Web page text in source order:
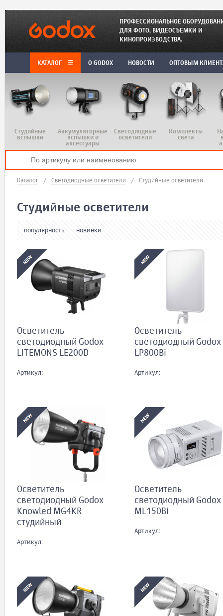
ПРОФЕССИОНАЛЬНОЕ
ДЛЯ ФОТО, ВИДЕОСЪЕМКИ И
КИНОПРОИЗВОДСТВА.
КАТАЛОГ O GODOX НОВОСТИ ОПТОВЫМ
Студийные
вспышки
Аккумуляторные
вспышки и
аксессуары
Светодиодные
осветители
Комплекты
света
Каталог / Светодиодные осветители / Студийные осветители
Студийные осветители
популярность новинки
Осветитель
светодиодный Godox
LITEMONS LE200D
Артикул:
Осветитель
светодиодный Godox
LP800Bi
Артикул:
Осветитель
светодиодный Godox
Knowled MG4KR
студийный
Артикул:
Осветитель
светодиодный Godox
ML150Bi
Артикул: